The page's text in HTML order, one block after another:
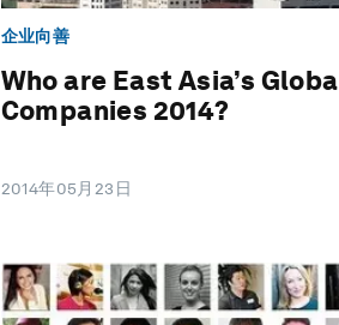
企业向善
Who are East Asia’s
Companies 2014?
2014年05月23日